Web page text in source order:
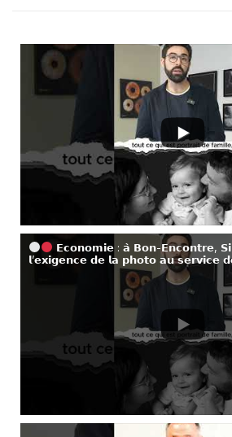
𝗘𝗰𝗼𝗻𝗼𝗺𝗶𝗲 : 𝗮̀ 𝗕𝗼𝗻-𝗘𝗻𝗰𝗼𝗻𝘁𝗿𝗲,
𝗹’𝗲𝘅𝗶𝗴𝗲𝗻𝗰𝗲 𝗱𝗲 𝗹𝗮 𝗽𝗵𝗼𝘁𝗼 𝗮𝘂 𝘀𝗲𝗿𝘃𝗶𝗰𝗲